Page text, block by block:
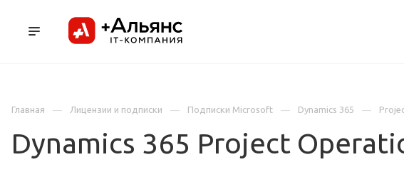
Главная
Лицензии и подписки Подписки Microsoft Dynamics 365
Dynamics 365 Project